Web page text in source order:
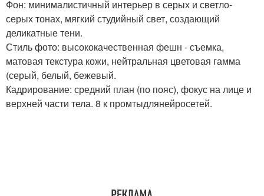
Фон: минималистичный интерьер в серых и светло-
серых тонах, мягкий студийный свет, создающий
деликатные тени.
Стиль фото: высококачественная фешн - съемка,
матовая текстура кожи, нейтральная цветовая гамма
(серый, белый, бежевый.
Кадрирование: средний план (по пояс), фокус на лице и
верхней части тела. 8 к промтыдлянейросетей.